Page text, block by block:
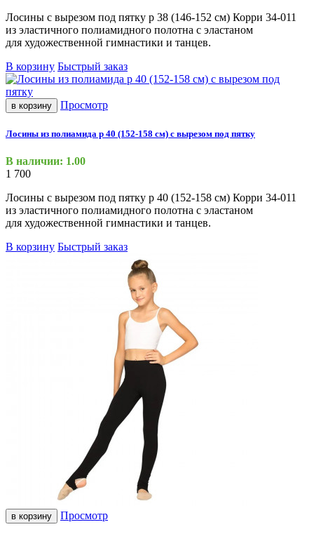
Лосины с вырезом под пятку р 38 (146-152 см) Корри 34-011
из эластичного полиамидного полотна с эластаном
для художественной гимнастики и танцев.
В корзину Быстрый заказ
в корзину Просмотр
Лосины из полиамида р 40 (152-158 см) с вырезом под пятку
В наличии: 1.00
1 700
Лосины с вырезом под пятку р 40 (152-158 см) Корри 34-011
из эластичного полиамидного полотна с эластаном
для художественной гимнастики и танцев.
В корзину Быстрый заказ
в корзину Просмотр